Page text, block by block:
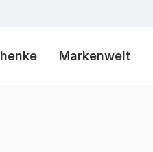
Markenwelt